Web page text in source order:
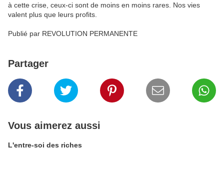
à cette crise, ceux-ci sont de moins en moins rares. Nos vies
valent plus que leurs profits.
Publié par REVOLUTION PERMANENTE
Partager
Vous aimerez aussi
L'entre-soi des riches